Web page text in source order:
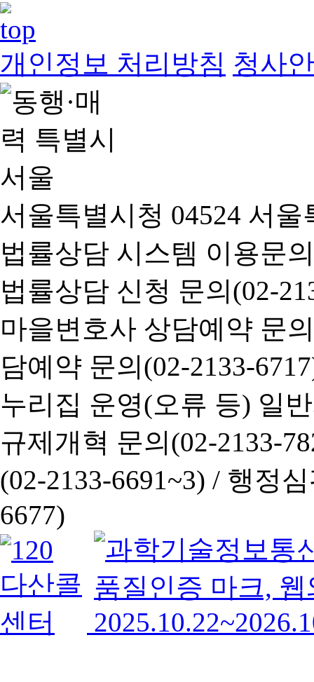
개인정보 처리방침 청사
서울특별시청 04524 서
법률상담 시스템 이용문
법률상담 신청 문의(02-
마을변호사 상담예약 문
담예약 문의(02-2133-
누리집 운영(오류 등) 일
규제개혁 문의(02-2133-
(02-2133-6691~3) / 행정심
6677)